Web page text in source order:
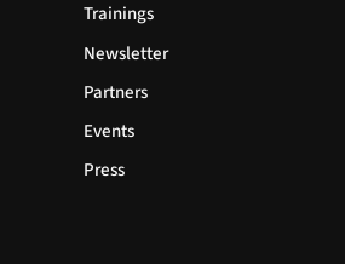
Trainings
Newsletter
Partners
Events
Press